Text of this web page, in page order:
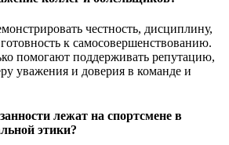
честность, дисциплину,
к самосовершенствованию.
помогают поддерживать репутацию,
уважения и доверия в команде и
лежат на спортсмене в
этики?